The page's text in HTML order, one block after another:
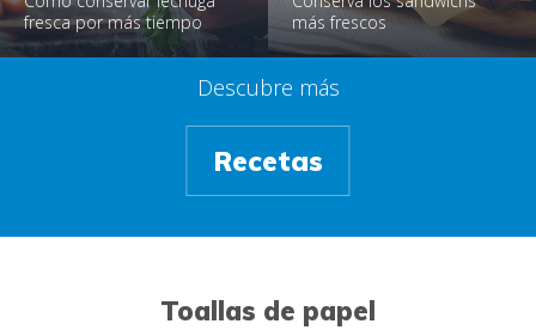
fresca por más tiempo
más frescos
Descubre más
Recetas
Toallas de papel